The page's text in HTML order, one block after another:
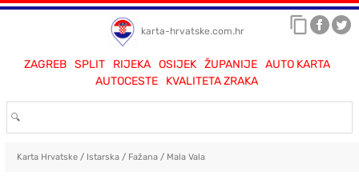
karta-hrvatske.com.hr
ZAGREB SPLIT RIJEKA OSIJEK ŽUPANIJE
AUTO KARTA
AUTOCESTE
KVALITETA ZRAKA
Karta Hrvatske/ Istarska/ Fažana/ Mala Vala